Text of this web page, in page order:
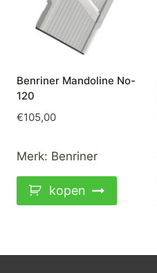
Benriner Mandoline No-
120
€105,00
Merk: Benriner
kopen